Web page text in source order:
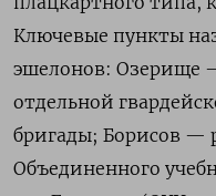
Ключевые пункты
эшелонов: Озерище
отдельной
бригады; Борисов —
Объединенного